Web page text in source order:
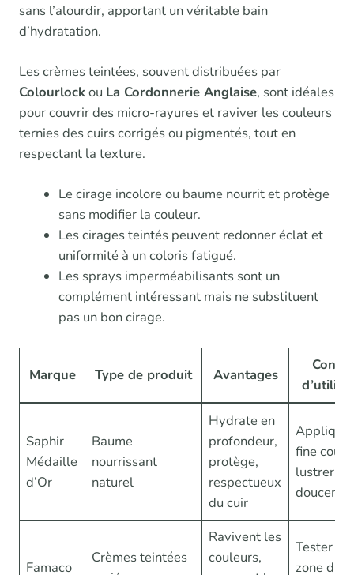
sans l’alourdir, apportant un véritable bain
d’hydratation.
Les crèmes teintées, souvent distribuées par
Colourlockou La Cordonnerie Anglaise, sont idéales
pour couvrir des micro-rayures et raviver les couleurs
ternies des cuirs corrigés ou pigmentés, tout en
respectant la texture.
Le cirage incolore ou baume nourrit et protège
sans modifier la couleur.
Les cirages teintés peuvent redonner éclat et
uniformité à un coloris fatigué.
Les sprays imperméabilisants sont un
complément intéressant mais ne substituent
pas un bon cirage.
Marque Type de produit Avantages
Saphir
Médaille
d’Or
Baume
nourrissant
naturel
Hydrate en
profondeur,
protège,
respectueux
du cuir
fine
lustrer
Famaco
Crèmes teintées
Ravivent les
couleurs,
Tester
zone